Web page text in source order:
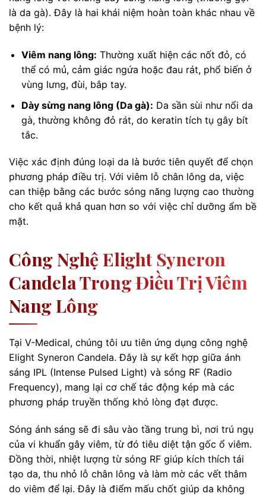
là da gà). Đây là hai khái niệm hoàn toàn khác nhau về
bệnh lý:
Viêm nang lông: Thường xuất hiện các nốt đỏ, có
thể có mủ, cảm giác ngứa hoặc đau rát, phổ biến ở
vùng lưng, đùi, bắp tay.
Dày sừng nang lông (Da gà): Da sần sùi như nổi da
gà, thường không đỏ rát, do keratin tích tụ gây bít
tắc.
Việc xác định đúng loại da là bước tiên quyết để chọn
phương pháp điều trị. Với viêm lỗ chân lông da, việc
can thiệp bằng các bước sóng năng lượng cao thường
cho kết quả khả quan hơn so với việc chỉ dưỡng ẩm bề
mặt.
Công Nghệ Elight Syneron
Candela Trong Điều Trị Viêm
Nang Lông
Tại V-Medical, chúng tôi ưu tiên ứng dụng công nghệ
Elight Syneron Candela. Đây là sự kết hợp giữa ánh
sáng IPL (Intense Pulsed Light) và sóng RF (Radio
Frequency), mang lại cơ chế tác động kép mà các
phương pháp truyền thống khó lòng đạt được.
Sóng ánh sáng sẽ đi sâu vào tầng trung bì, nơi trú ngụ
của vi khuẩn gây viêm, từ đó tiêu diệt tận gốc ổ viêm.
Đồng thời, nhiệt lượng từ sóng RF giúp kích thích tái
tạo da, thu nhỏ lỗ chân lông và làm mờ các vết thâm
do viêm để lại. Đây là điểm mấu chốt giúp da không